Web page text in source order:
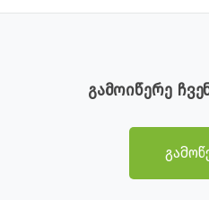
გამოიწერე